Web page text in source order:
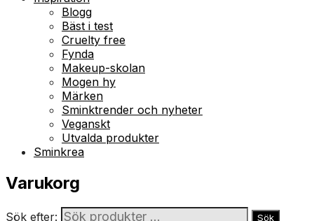
Blogg
Bäst i test
Cruelty free
Fynda
Makeup-skolan
Mogen hy
Märken
Sminktrender och nyheter
Veganskt
Utvalda produkter
Sminkrea
Varukorg
Sök efter: Sök